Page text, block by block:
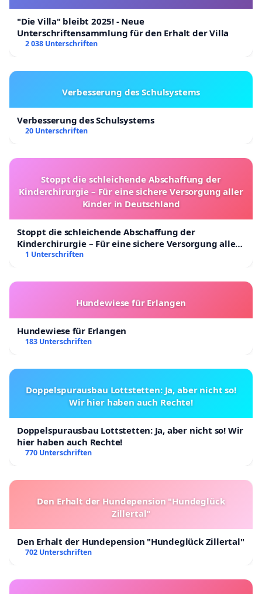
"Die Villa" bleibt 2025! - Neue
Unterschriftensammlung für den Erhalt der Villa
2 038 Unterschriften
Verbesserung des Schulsystems
Verbesserung des Schulsystems
20 Unterschriften
Stoppt die schleichende Abschaffung der
Kinderchirurgie – Für eine sichere Versorgung aller
Kinder in Deutschland
Stoppt die schleichende Abschaffung der
Kinderchirurgie – Für eine sichere Versorgung aller
Kinder in Deutschland
1 Unterschriften
Hundewiese für Erlangen
Hundewiese für Erlangen
183 Unterschriften
Doppelspurausbau Lottstetten: Ja, aber nicht so!
Wir hier haben auch Rechte!
Doppelspurausbau Lottstetten: Ja, aber nicht so! Wir
hier haben auch Rechte!
770 Unterschriften
Den Erhalt der Hundepension "Hundeglück
Zillertal"
Den Erhalt der Hundepension "Hundeglück Zillertal"
702 Unterschriften